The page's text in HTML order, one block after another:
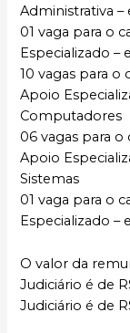
Administrativa –
01 vaga para o
Especializado –
10 vagas para o
Apoio
Computadores
06 vagas para o
Apoio
Sistemas
01 vaga para o
Especializado –
O valor da
Judiciário é de
Judiciário é de